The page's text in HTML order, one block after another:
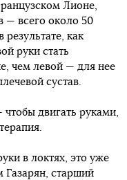
Лионе,
— всего около 50
как
руки стать
чем левой — для нее
сустав.
чтобы двигать руками,
в локтях, это уже
Газарян, старший